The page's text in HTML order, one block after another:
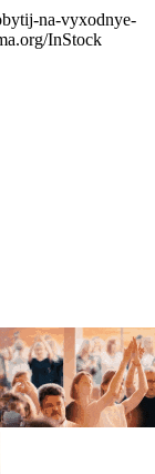
na-vyxodnye-
InStock